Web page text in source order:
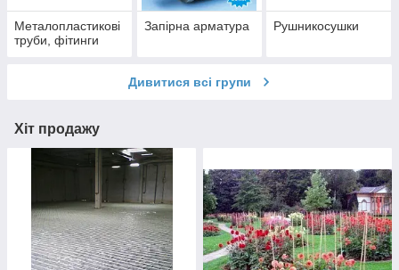
Металопластикові
труби, фітинги
Запірна арматура Рушникосушки
Дивитися всі групи
Хіт продажу